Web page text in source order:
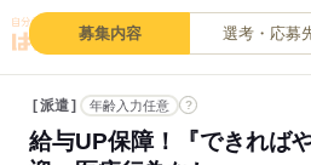
募集内容 選考・応募
派遣 年齢入力任意 ?
給与UP保障！『できれば